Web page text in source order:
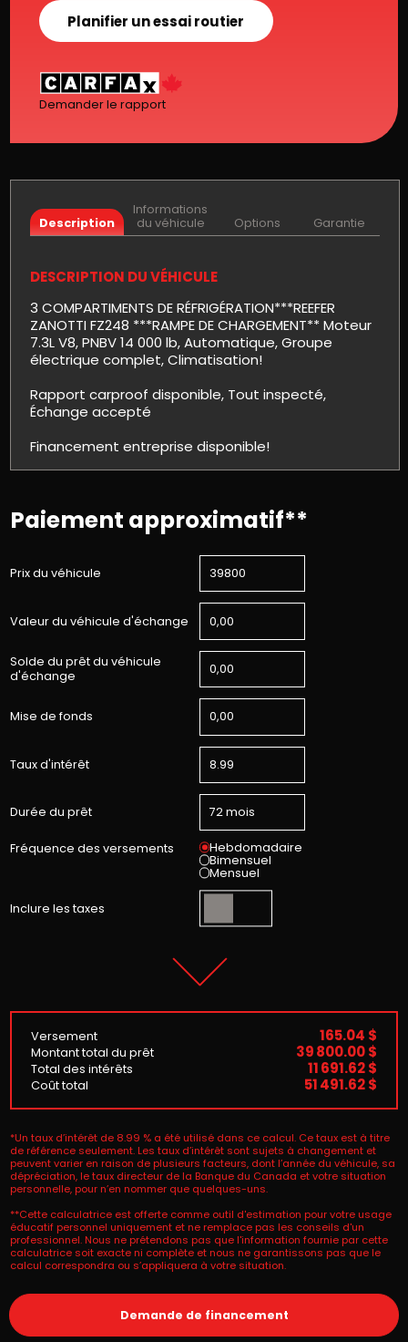
Planifier un essai routier
Demander le rapport
Description
Informations
du véhicule
Options Garantie
DESCRIPTION DU VÉHICULE
3 COMPARTIMENTS DE RÉFRIGÉRATION***REEFER
ZANOTTI FZ248 ***RAMPE DE CHARGEMENT** Moteur
7.3L V8, PNBV 14 000 lb, Automatique, Groupe
électrique complet, Climatisation!
Rapport carproof disponible, Tout inspecté,
Échange accepté
Financement entreprise disponible!
Paiement approximatif**
Prix du véhicule
Valeur du véhicule d'échange
Solde du prêt du véhicule
d'échange
Mise de fonds
Taux d'intérêt
Durée du prêt
Fréquence des versements
Hebdomadaire
Bimensuel
Mensuel
Inclure les taxes
Versement 165.04 $
Montant total du prêt 39 800.00 $
Total des intérêts 11 691.62 $
Coût total 51 491.62 $
*Un taux d’intérêt de 8.99 % a été utilisé dans ce calcul. Ce taux est à titre
de référence seulement. Les taux d’intérêt sont sujets à changement et
peuvent varier en raison de plusieurs facteurs, dont l’année du véhicule, sa
dépréciation, le taux directeur de la Banque du Canada et votre situation
personnelle, pour n’en nommer que quelques-uns.
**Cette calculatrice est offerte comme outil d'estimation pour votre usage
éducatif personnel uniquement et ne remplace pas les conseils d'un
professionnel. Nous ne prétendons pas que l'information fournie par cette
calculatrice soit exacte ni complète et nous ne garantissons pas que le
calcul correspondra ou s’appliquera à votre situation.
Demande de financement